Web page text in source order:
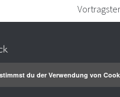
du der Verwendung von